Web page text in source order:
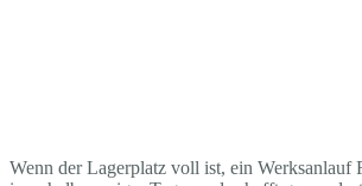
Wenn der Lagerplatz voll ist, ein Werksanlauf